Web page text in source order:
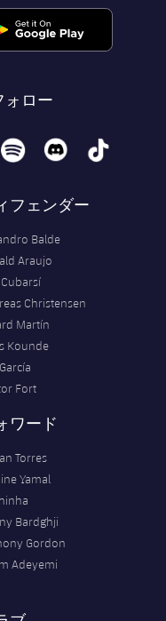
ォロー
spotify discord tiktok
フェンダー
Balde
Araujo
Christensen
Martín
Kounde
Fort
ワード
Torres
Yamal
Bardghji
Gordon
Adeyemi